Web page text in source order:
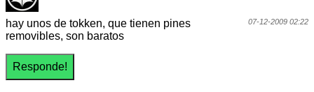
07-12-2009 02:22
hay unos de tokken, que tienen pines
removibles, son baratos